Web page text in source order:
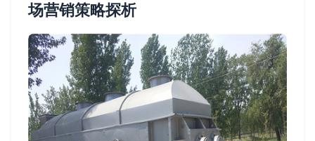
场营销策略探析